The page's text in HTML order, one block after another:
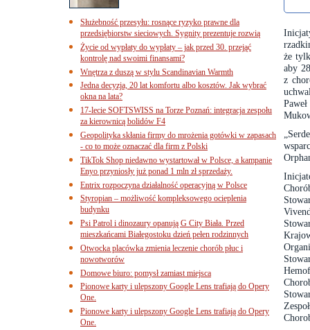
że
aby
z
Służebność przesyłu: rosnące ryzyko prawne dla
przedsiębiorstw sieciowych. Sygnity prezentuje rozwią
Życie od wypłaty do wypłaty – jak przed 30. przejąć
kontrolę nad swoimi finansami?
Wnętrza z duszą w stylu Scandinavian Warmth
Jedna decyzja, 20 lat komfortu albo kosztów. Jak wybrać
okna na lata?
17-lecie SOFTSWISS na Torze Poznań: integracja zespołu
za kierownicą bolidów F4
Geopolityka skłania firmy do mrożenia gotówki w zapasach
- co to może oznaczać dla firm z Polski
TikTok Shop niedawno wystartował w Polsce, a kampanie
Enyo przyniosły już ponad 1 mln zł sprzedaży.
Entrix rozpoczyna działalność operacyjną w Polsce
Styropian – możliwość kompleksowego ocieplenia
budynku
Psi Patrol i dinozaury opanują G City Biała. Przed
mieszkańcami Białegostoku dzień pełen rodzinnych
Otwocka placówka zmienia leczenie chorób płuc i
nowotworów
Domowe biuro: pomysł zamiast miejsca
Pionowe karty i ulepszony Google Lens trafiają do Opery
One.
Pionowe karty i ulepszony Google Lens trafiają do Opery
One.